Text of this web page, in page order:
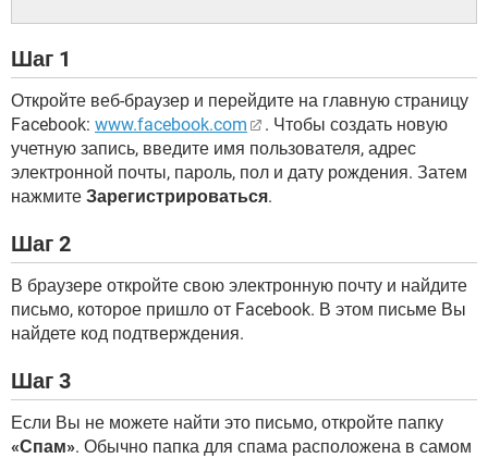
Шаг 1
Откройте веб-браузер и перейдите на главную страницу
Facebook: www.facebook.com
. Чтобы создать новую
учетную запись, введите имя пользователя, адрес
электронной почты, пароль, пол и дату рождения. Затем
нажмите Зарегистрироваться.
Шаг 2
В браузере откройте свою электронную почту и найдите
письмо, которое пришло от Facebook. В этом письме Вы
найдете код подтверждения.
Шаг 3
Если Вы не можете найти это письмо, откройте папку
«Спам». Обычно папка для спама расположена в самом